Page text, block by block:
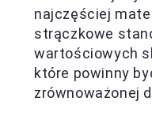
najczęściej
strączkowe
wartościowych
które powinny
zrównoważonej